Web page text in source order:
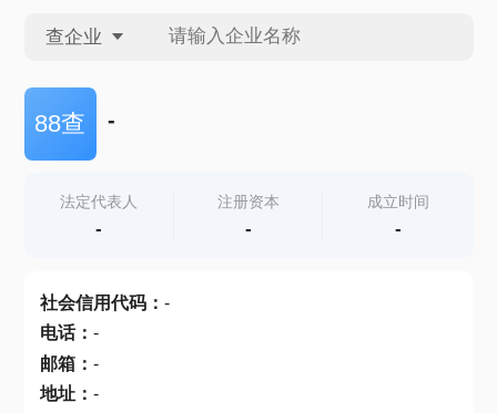
查企业
查企业
查产地
88查 -
法定代表人
-
注册资本
-
成立时间
-
社会信用代码： -
电话： -
邮箱： -
地址： -